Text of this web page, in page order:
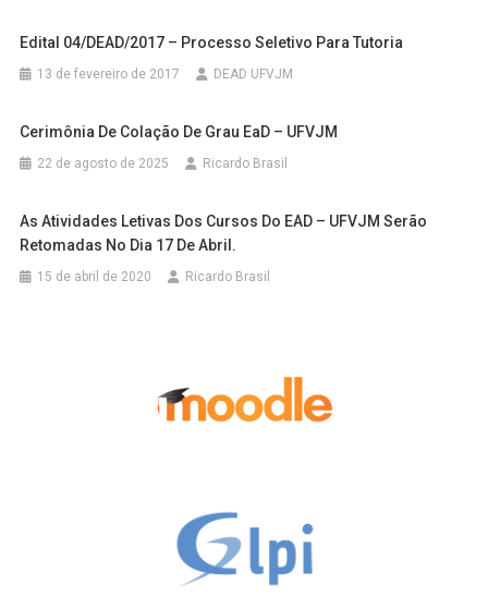
Edital 04/DEAD/2017 – Processo Seletivo Para Tutoria
13 de fevereiro de 2017 DEAD UFVJM
Cerimônia De Colação De Grau EaD – UFVJM
22 de agosto de 2025 Ricardo Brasil
As Atividades Letivas Dos Cursos Do EAD – UFVJM Serão
Retomadas No Dia 17 De Abril.
15 de abril de 2020 Ricardo Brasil